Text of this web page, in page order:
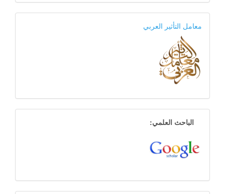
21
معامل التأثير العربي
14
الباحث العلمي: